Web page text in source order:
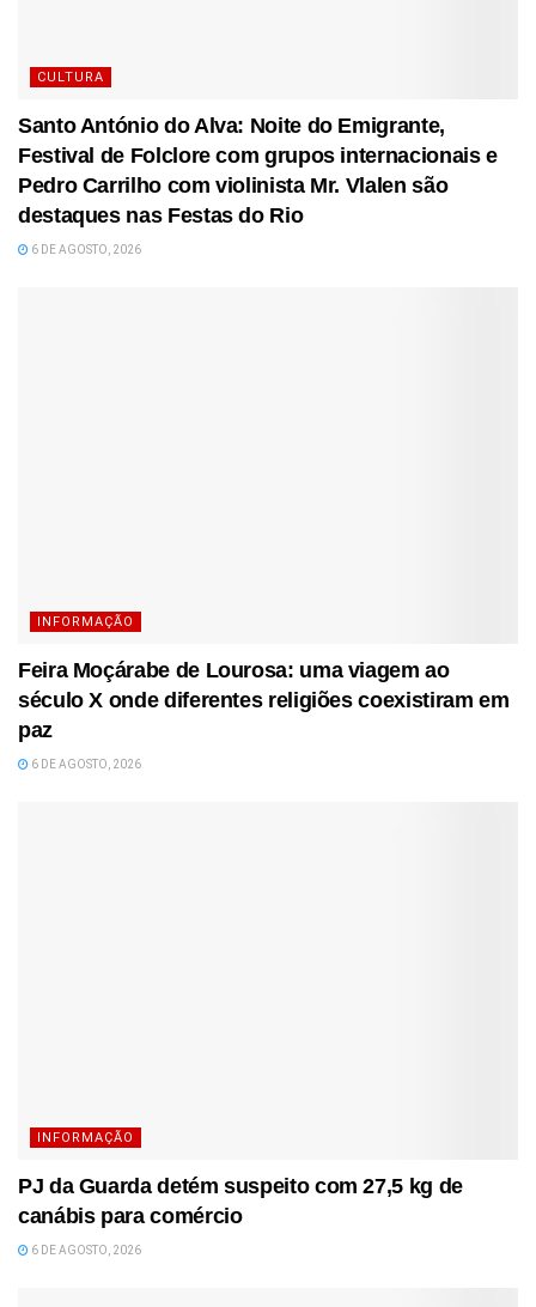
CULTURA
Santo António do Alva: Noite do Emigrante,
Festival de Folclore com grupos internacionais e
Pedro Carrilho com violinista Mr. Vlalen são
destaques nas Festas do Rio
6 DE AGOSTO, 2026
INFORMAÇÃO
Feira Moçárabe de Lourosa: uma viagem ao
século X onde diferentes religiões coexistiram em
paz
6 DE AGOSTO, 2026
INFORMAÇÃO
PJ da Guarda detém suspeito com 27,5 kg de
canábis para comércio
6 DE AGOSTO, 2026